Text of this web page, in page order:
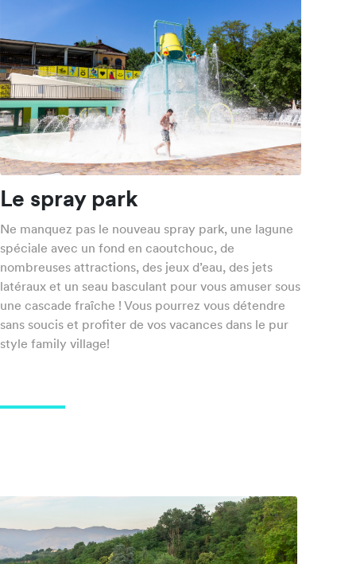
Le spray park
Ne manquez pas le nouveau spray park, une lagune
spéciale avec un fond en caoutchouc, de
nombreuses attractions, des jeux d’eau, des jets
latéraux et un seau basculant pour vous amuser sous
une cascade fraîche ! Vous pourrez vous détendre
sans soucis et profiter de vos vacances dans le pur
style family village!